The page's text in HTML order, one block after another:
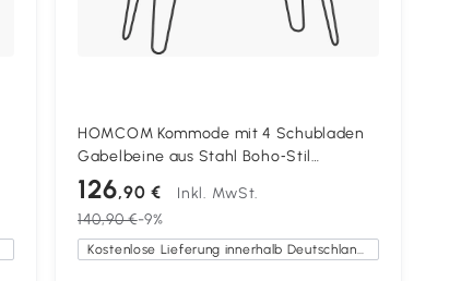
HOMCOM Kommode mit 4 Schubladen
Gabelbeine aus Stahl Boho‑Stil
60x39x86 cm Mehrfarbig
126,90 €
Inkl. MwSt.
140,90 €-9%
Kostenlose Lieferung innerhalb Deutschlands